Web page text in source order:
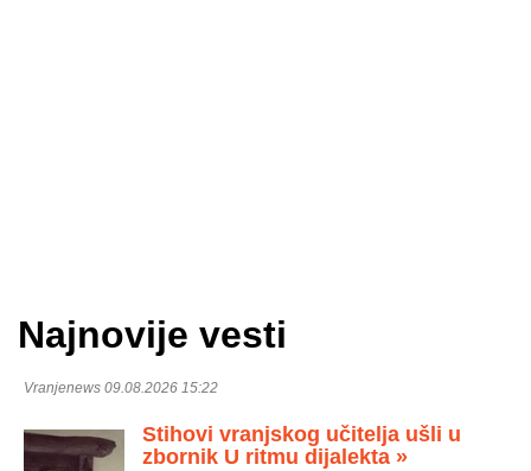
Najnovije vesti
Vranjenews 09.08.2026 15:22
Stihovi vranjskog učitelja ušli u
zbornik U ritmu dijalekta »